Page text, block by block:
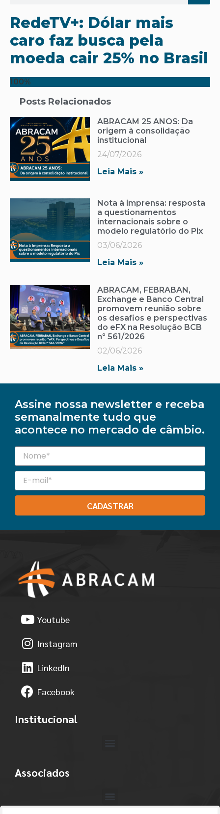
RedeTV+: Dólar mais
caro faz busca pela
moeda cair 25% no Brasil
100%
Posts Relacionados
ABRACAM 25 ANOS: Da
origem à consolidação
institucional
24/07/2026
Leia Mais »
Nota à imprensa: resposta
a questionamentos
internacionais sobre o
modelo regulatório do Pix
03/06/2026
Leia Mais »
ABRACAM, FEBRABAN,
Exchange e Banco Central
promovem reunião sobre
os desafios e perspectivas
do eFX na Resolução BCB
nº 561/2026
02/06/2026
Leia Mais »
Assine nossa newsletter e receba
semanalmente tudo que
acontece no mercado de câmbio.
CADASTRAR
Youtube
Instagram
LinkedIn
Facebook
Institucional
Associados